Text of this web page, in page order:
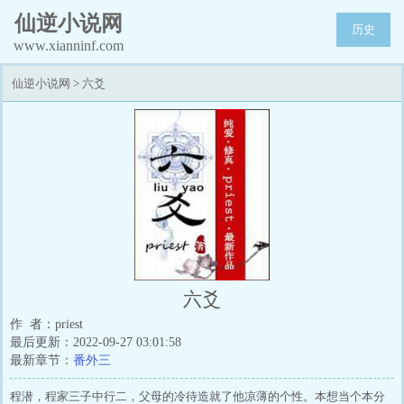
仙逆小说网
www.xianninf.com
历史
仙逆小说网 > 六爻
六爻
作 者：priest
最后更新：2022-09-27 03:01:58
最新章节： 番外三
程潜，程家三子中行二，父母的冷待造就了他凉薄的个性。本想当个本分